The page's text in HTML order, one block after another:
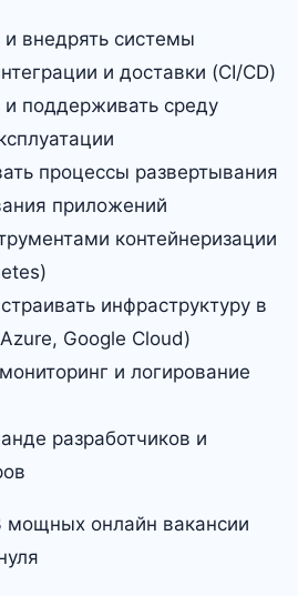
и внедрять системы
и доставки (CI/CD)
и поддерживать среду
процессы развертывания
приложений
контейнеризации
инфраструктуру в
Google Cloud)
и логирование
разработчиков и
онлайн вакансии